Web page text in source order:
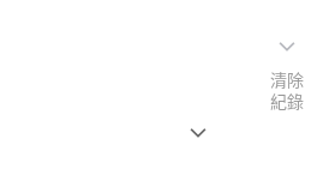
清除
紀錄